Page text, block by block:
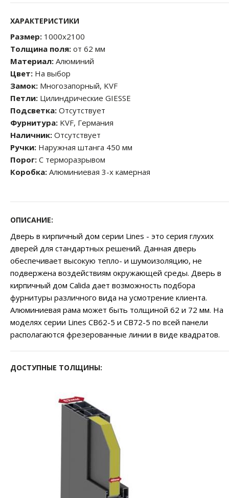
ХАРАКТЕРИСТИКИ
Размер: 1000x2100
Толщина поля: от 62 мм
Материал: Алюминий
Цвет: На выбор
Замок: Многозапорный, KVF
Петли: Цилиндрические GIESSE
Подсветка: Отсутствует
Фурнитура: KVF, Германия
Наличник: Отсутствует
Ручки: Наружная штанга 450 мм
Порог: С терморазрывом
Коробка: Алюминиевая 3-х камерная
ОПИСАНИЕ:
Дверь в кирпичный дом серии Lines - это серия глухих
дверей для стандартных решений. Данная дверь
обеспечивает высокую тепло- и шумоизоляцию, не
подвержена воздействиям окружающей среды. Дверь в
кирпичный дом Calida дает возможность подбора
фурнитуры различного вида на усмотрение клиента.
Алюминиевая рама может быть толщиной 62 и 72 мм. На
моделях серии Lines CB62-5 и СВ72-5 по всей панели
располагаются фрезерованные линии в виде квадратов.
ДОСТУПНЫЕ ТОЛЩИНЫ: